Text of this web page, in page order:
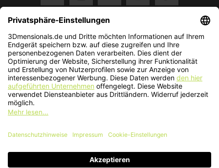
* Alle Preise in EUR inkl. gesetzl. Mehrwertsteuer zzgl. Versandkosten.
Änderungen und Irrtümer vorbehalten. Nur solange der Vorrat reicht.
© 2026 3Dmensionals / PONTIALIS GmbH & Co. KG - All Rights Reserved.​
Kundenbewertung